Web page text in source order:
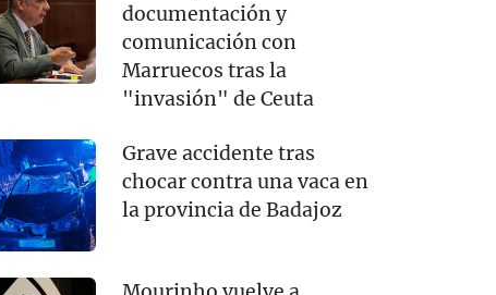
documentación y
comunicación con
Marruecos tras la
"invasión" de Ceuta
Grave accidente tras
chocar contra una vaca en
la provincia de Badajoz